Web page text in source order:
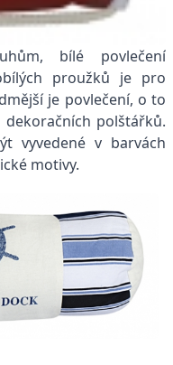
bílé povlečení
proužků je pro
je povlečení, o to
polštářků.
vyvedené v barvách
motivy.